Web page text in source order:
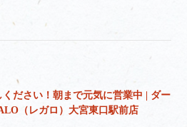
ださい！朝まで元気に営業中 | ダー
（レガロ）大宮東口駅前店